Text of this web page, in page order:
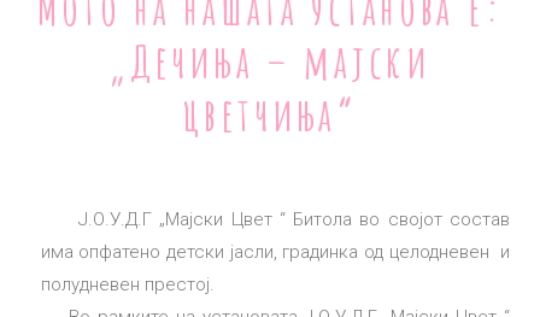
„Дечиња – мајски
цветчиња“
Ј.О.У.Д.Г „Мајски Цвет “ Битола во својот состав
има опфатено детски јасли, градинка од целодневен и
полудневен престој.